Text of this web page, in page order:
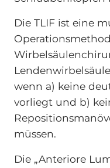
Die TLIF ist eine
wenn a) keine
vorliegt und b)
müssen.
Die „Anteriore